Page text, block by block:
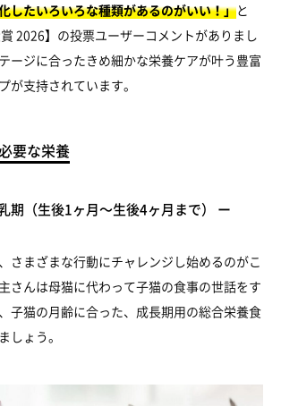
したいろいろな種類があるのがいい！」と
賞 2026】の投票ユーザーコメントがありまし
ージに合ったきめ細かな栄養ケアが叶う豊富
が支持されています。
要な栄養
期（生後1ヶ月～生後4ヶ月まで） ー
さまざまな行動にチャレンジし始めるのがこ
さんは母猫に代わって子猫の食事の世話をす
子猫の月齢に合った、成長期用の総合栄養食
しょう。